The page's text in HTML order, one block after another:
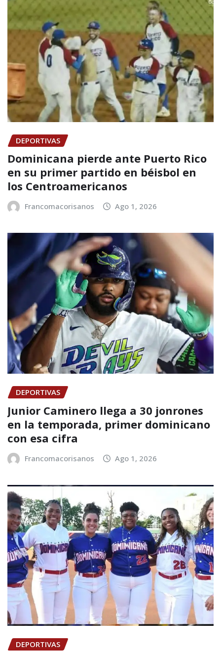
DEPORTIVAS
Dominicana pierde ante Puerto Rico
en su primer partido en béisbol en
los Centroamericanos
Francomacorisanos Ago 1, 2026
DEPORTIVAS
Junior Caminero llega a 30 jonrones
en la temporada, primer dominicano
con esa cifra
Francomacorisanos Ago 1, 2026
DEPORTIVAS